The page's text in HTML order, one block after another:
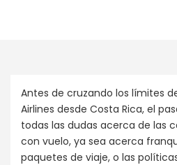
Antes de cruzando los límites
Airlines desde Costa Rica, el
todas las dudas acerca de las
con vuelo, ya sea acerca
paquetes de viaje, o las